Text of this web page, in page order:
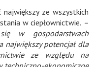
ze wszystkich
w ciepłownictwie. –
w gospodarstwach
największy potencjał dla
ze względu na